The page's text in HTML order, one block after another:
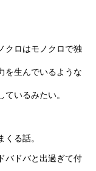
クロはモノクロで独
を生んでいるような
いるみたい。
る話。
バドバと出過ぎて付